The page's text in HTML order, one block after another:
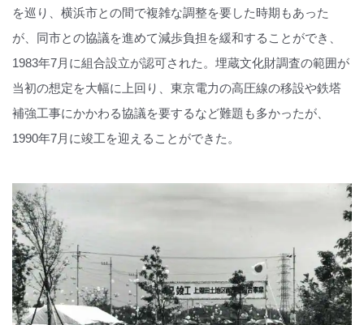
を巡り、横浜市との間で複雑な調整を要した時期もあった
が、同市との協議を進めて減歩負担を緩和することができ、
1983年7月に組合設立が認可された。埋蔵文化財調査の範囲が
当初の想定を大幅に上回り、東京電力の高圧線の移設や鉄塔
補強工事にかかわる協議を要するなど難題も多かったが、
1990年7月に竣工を迎えることができた。